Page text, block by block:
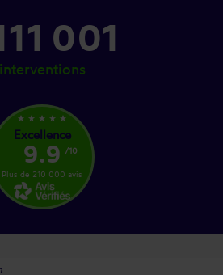
001
interventions
star_rate star_rate star_rate star_rate star_rate
Excellence
9.9 /10
Plus de 210 000 avis